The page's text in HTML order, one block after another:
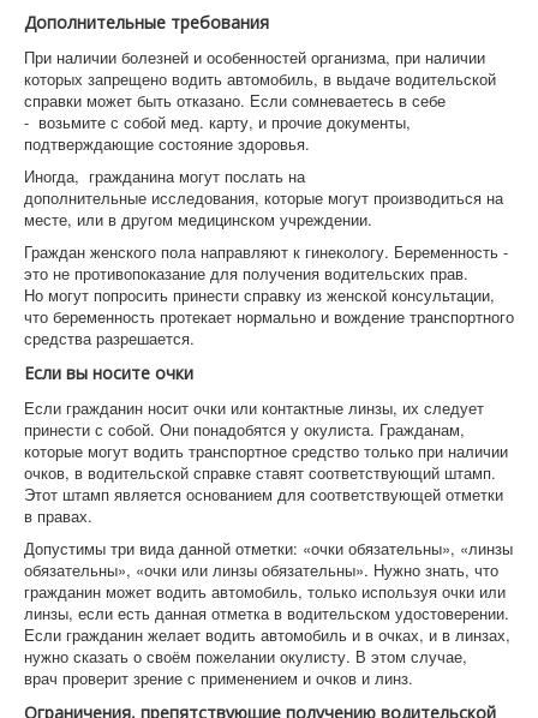
Дополнительные требования
При наличии болезней и особенностей организма, при наличии
которых запрещено водить автомобиль, в выдаче водительской
справки может быть отказано. Если сомневаетесь в себе
- возьмите с собой мед. карту, и прочие документы,
подтверждающие состояние здоровья.
Иногда, гражданина могут послать на
дополнительные исследования, которые могут производиться на
месте, или в другом медицинском учреждении.
Граждан женского пола направляют к гинекологу. Беременность -
это не противопоказание для получения водительских прав.
Но могут попросить принести справку из женской консультации,
что беременность протекает нормально и вождение транспортного
средства разрешается.
Если вы носите очки
Если гражданин носит очки или контактные линзы, их следует
принести с собой. Они понадобятся у окулиста. Гражданам,
которые могут водить транспортное средство только при наличии
очков, в водительской справке ставят соответствующий штамп.
Этот штамп является основанием для соответствующей отметки
в правах.
Допустимы три вида данной отметки: «очки обязательны», «линзы
обязательны», «очки или линзы обязательны». Нужно знать, что
гражданин может водить автомобиль, только используя очки или
линзы, если есть данная отметка в водительском удостоверении.
Если гражданин желает водить автомобиль и в очках, и в линзах,
нужно сказать о своём пожелании окулисту. В этом случае,
врач проверит зрение с применением и очков и линз.
Ограничения, препятствующие получению водительской